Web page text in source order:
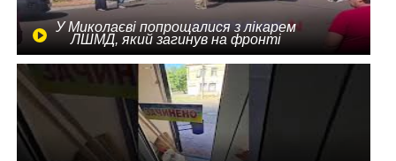
У Миколаєві попрощалися з лікарем
ЛШМД, який загинув на фронті